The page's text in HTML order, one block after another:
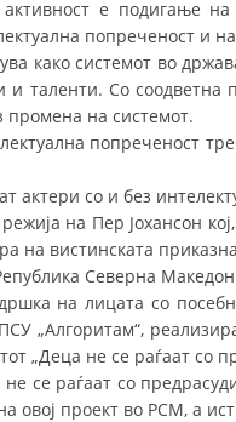
е подигање на
попреченост и
како системот во
и таленти. Со соодветна
промена на системот.
попреченост
актери со и без
на Пер Јохансон
на вистинската
Северна
на лицата со
„Алгоритам“,
„Деца не се раѓаат со
не се раѓаат со
овој проект во РСМ, а